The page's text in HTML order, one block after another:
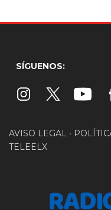
SÍGUENOS:
AVISO LEGAL •
TELEELX